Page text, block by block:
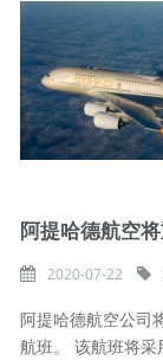
阿提哈德航空
2020-07-22
阿提哈德航空公司
航班。 该航班将采